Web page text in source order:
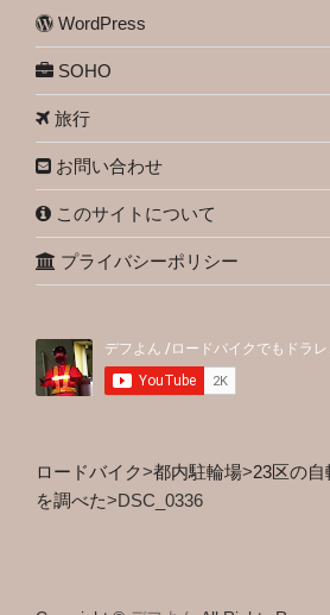
WordPress
SOHO
旅行
お問い合わせ
このサイトについて
プライバシーポリシー
ロードバイク>都内駐輪場>23区の
を調べた>DSC_0336